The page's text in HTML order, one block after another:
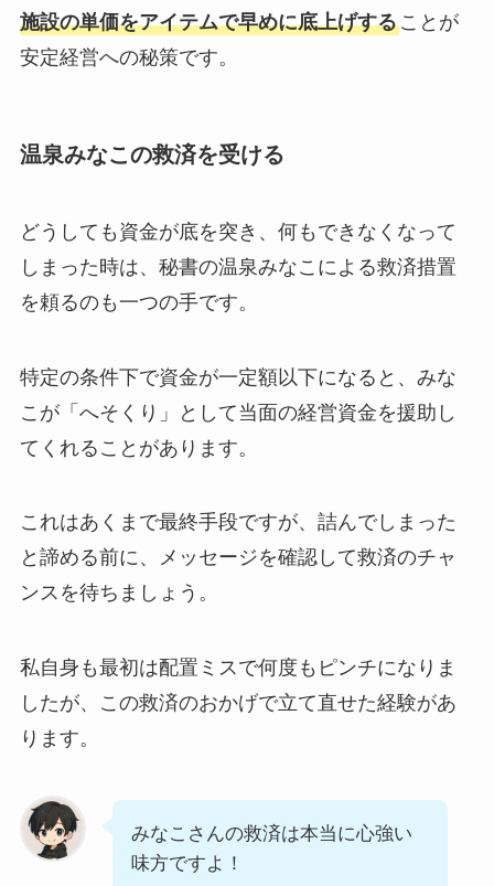
施設の単価をアイテムで早めに底上げすることが
安定経営への秘策です。
温泉みなこの救済を受ける
どうしても資金が底を突き、何もできなくなって
しまった時は、秘書の温泉みなこによる救済措置
を頼るのも一つの手です。
特定の条件下で資金が一定額以下になると、みな
こが「へそくり」として当面の経営資金を援助し
てくれることがあります。
これはあくまで最終手段ですが、詰んでしまった
と諦める前に、メッセージを確認して救済のチャ
ンスを待ちましょう。
私自身も最初は配置ミスで何度もピンチになりま
したが、この救済のおかげで立て直せた経験があ
ります。
みなこさんの救済は本当に心強い
味方ですよ！